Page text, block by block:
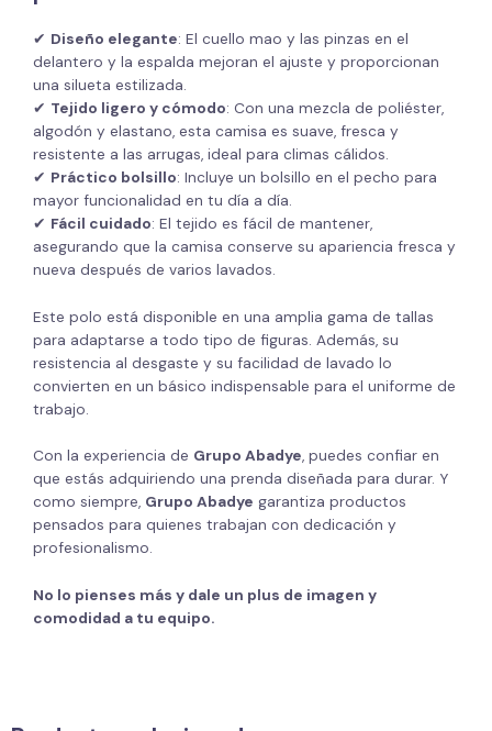
✔ Diseño elegante: El cuello mao y las pinzas en el
delantero y la espalda mejoran el ajuste y proporcionan
una silueta estilizada.
✔ Tejido ligero y cómodo: Con una mezcla de poliéster,
algodón y elastano, esta camisa es suave, fresca y
resistente a las arrugas, ideal para climas cálidos.
✔ Práctico bolsillo: Incluye un bolsillo en el pecho para
mayor funcionalidad en tu día a día.
✔ Fácil cuidado: El tejido es fácil de mantener,
asegurando que la camisa conserve su apariencia fresca y
nueva después de varios lavados.
Este polo está disponible en una amplia gama de tallas
para adaptarse a todo tipo de figuras. Además, su
resistencia al desgaste y su facilidad de lavado lo
convierten en un básico indispensable para el uniforme de
trabajo.
Con la experiencia de Grupo Abadye, puedes confiar en
que estás adquiriendo una prenda diseñada para durar. Y
como siempre, Grupo Abadye garantiza productos
pensados para quienes trabajan con dedicación y
profesionalismo.
No lo pienses más y dale un plus de imagen y
comodidad a tu equipo.